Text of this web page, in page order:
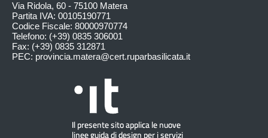
Via Ridola, 60 - 75100 Matera
Partita IVA: 00105190771
Codice Fiscale: 80000970774
Telefono: (+39) 0835 306001
Fax: (+39) 0835 312871
PEC: provincia.matera@cert.ruparbasilicata.it